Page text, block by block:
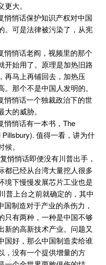
大。
悄悄话保护知识产权对中国
。可是法律被污染了，从宪
悄悄话老阎，视频里的那个
开始用了。原理是加热旧路
再马上再铺回去，加热压
那个不是中国人发明的。
悄悄话一个独裁政治下的世
的威胁。
悄悄话有一本书，The
Pillsbury). 值得一看，讲为什
。
悄悄话即便没有川普出手，
都已经从台湾大量挖人很多
境下慢慢发展芯片工业也是
普上台之前就确定的，其中
制造对于产业的杀伤力，
只有两种，一种是中国不够
新的高新技术产业。问题又
国好，那么中国制造卖给谁
，没有一个提供增量的方